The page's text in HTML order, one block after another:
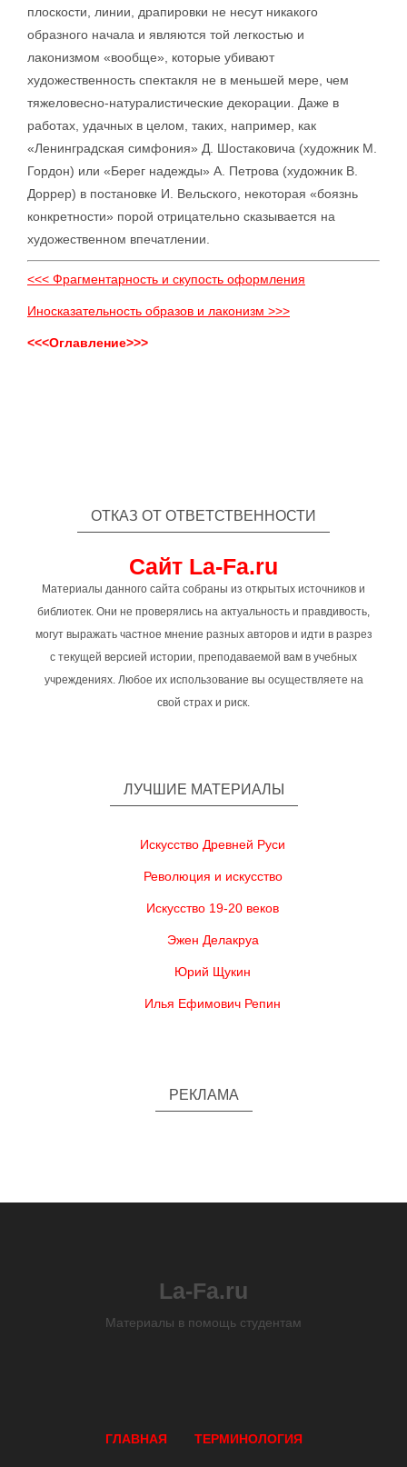
плоскости, линии, драпировки не несут никакого
образного начала и являются той легкостью и
лаконизмом «вообще», которые убивают
художественность спектакля не в меньшей мере, чем
тяжеловесно-натуралистические декорации. Даже в
работах, удачных в целом, таких, например, как
«Ленинградская симфония» Д. Шостаковича (художник М.
Гордон) или «Берег надежды» А. Петрова (художник В.
Доррер) в постановке И. Вельского, некоторая «боязнь
конкретности» порой отрицательно сказывается на
художественном впечатлении.
<<< Фрагментарность и скупость оформления
Иносказательность образов и лаконизм >>>
<<<Оглавление>>>
ОТКАЗ ОТ ОТВЕТСТВЕННОСТИ
Сайт La-Fa.ru
Материалы данного сайта собраны из открытых источников и
библиотек. Они не проверялись на актуальность и правдивость,
могут выражать частное мнение разных авторов и идти в разрез
с текущей версией истории, преподаваемой вам в учебных
учреждениях. Любое их использование вы осуществляете на
свой страх и риск.
ЛУЧШИЕ МАТЕРИАЛЫ
Искусство Древней Руси
Революция и искусство
Искусство 19-20 веков
Эжен Делакруа
Юрий Щукин
Илья Ефимович Репин
РЕКЛАМА
La-Fa.ru
Материалы в помощь студентам
ГЛАВНАЯ ТЕРМИНОЛОГИЯ